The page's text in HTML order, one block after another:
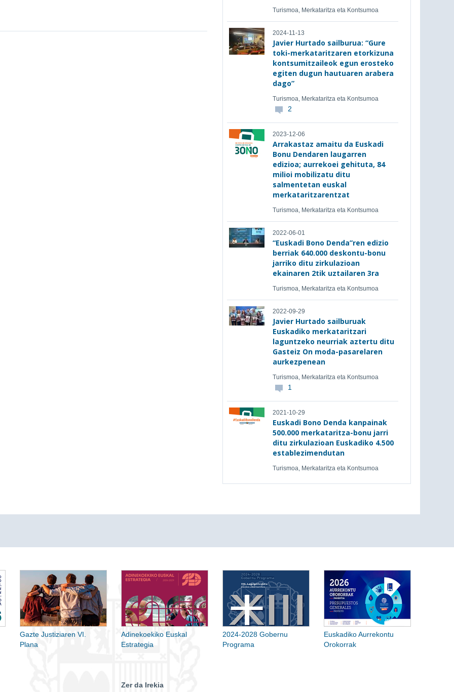
Turismoa, Merkataritza eta Kontsumoa
2024-11-13
Javier Hurtado sailburua: “Gure
toki-merkataritzaren etorkizuna
kontsumitzaileok egun erosteko
egiten dugun hautuaren arabera
dago”
Turismoa, Merkataritza eta Kontsumoa
2
2023-12-06
Arrakastaz amaitu da Euskadi
Bonu Dendaren laugarren
edizioa; aurrekoei gehituta, 84
milioi mobilizatu ditu
salmentetan euskal
merkataritzarentzat
Turismoa, Merkataritza eta Kontsumoa
2022-06-01
“Euskadi Bono Denda”ren edizio
berriak 640.000 deskontu-bonu
jarriko ditu zirkulazioan
ekainaren 2tik uztailaren 3ra
Turismoa, Merkataritza eta Kontsumoa
2022-09-29
Javier Hurtado sailburuak
Euskadiko merkataritzari
laguntzeko neurriak aztertu ditu
Gasteiz On moda-pasarelaren
aurkezpenean
Turismoa, Merkataritza eta Kontsumoa
1
2021-10-29
Euskadi Bono Denda kanpainak
500.000 merkataritza-bonu jarri
ditu zirkulazioan Euskadiko 4.500
establezimendutan
Turismoa, Merkataritza eta Kontsumoa
Gazte Justiziaren VI.
Plana
Adinekoekiko Euskal
Estrategia
2024-2028 Gobernu
Programa
Euskadiko Aurrekontu
Orokorrak
Zer da Irekia